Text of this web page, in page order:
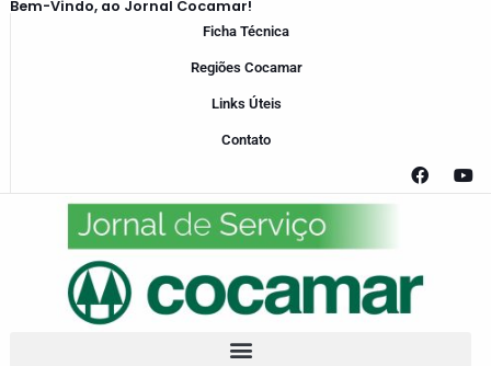
Bem-Vindo, ao Jornal Cocamar!
Ficha Técnica
Regiões Cocamar
Links Úteis
Contato